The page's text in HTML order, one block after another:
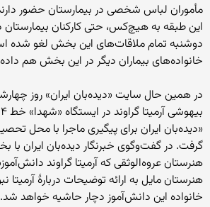
مأموران لباس شخصی در بیمارستان حضور
این طبقه به هیچ‌کس، حتی کارکنان بیمارستان
دوشنبه تمام ملاقات‌های این بخش لغو شده
خانواده‌های بیماران دیگر در این بخش هم
در همین حال سایت «دیده‌بان ایران» روز
«دیده‌بان ایران برای پیگیری ماجرا با محل
گرفت. در گفت‌وگوی خبرنگار دیده‌بان ایران
هنرستان عروه‌الوثقی که آرمیتا گراوند
هنرستان مایل به ارائه توضیحات دربارهٔ آرمیتا
خانواده این دانش‌آموز دچار حاشیه خواهد